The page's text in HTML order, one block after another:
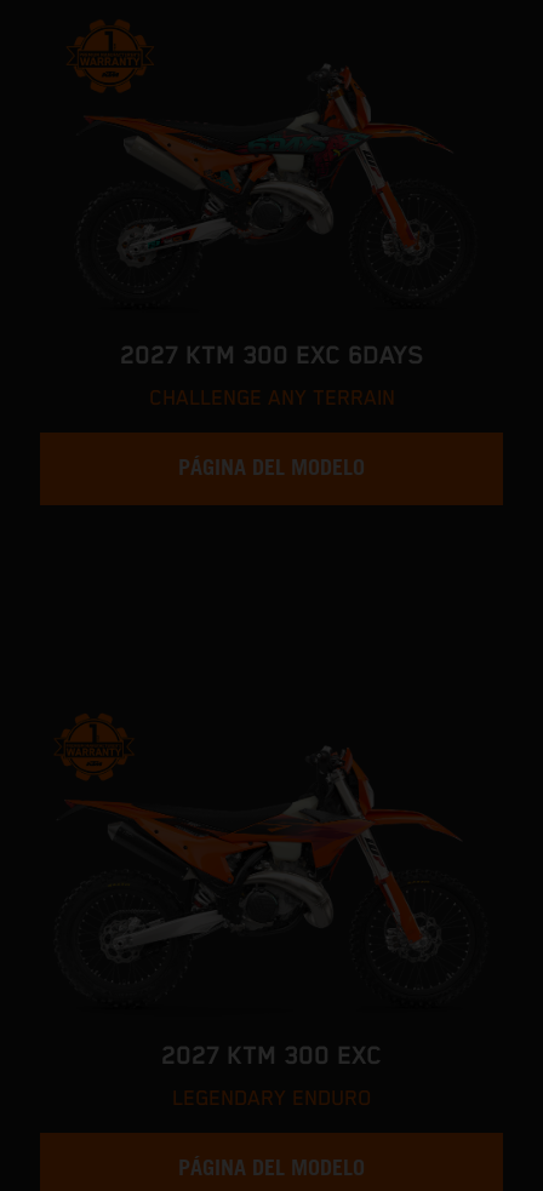
2027 KTM 300 EXC 6DAYS
CHALLENGE ANY TERRAIN
PÁGINA DEL MODELO
2027 KTM 300 EXC
LEGENDARY ENDURO
PÁGINA DEL MODELO